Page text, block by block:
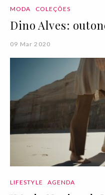
MODA COLEÇÕES
Dino Alves:
09 Mar 2020
LIFESTYLE AGENDA